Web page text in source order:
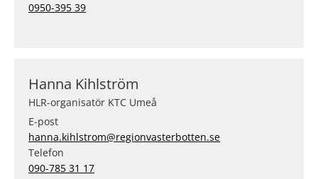
0950-395 39
Hanna Kihlström
HLR-organisatör KTC Umeå
E-post
hanna.kihlstrom@regionvasterbotten.se
Telefon
090-785 31 17